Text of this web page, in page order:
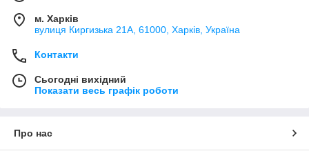
м. Харків
вулиця Киргизька 21А, 61000, Харків, Україна
Контакти
Сьогодні вихідний
Показати весь графік роботи
Про нас